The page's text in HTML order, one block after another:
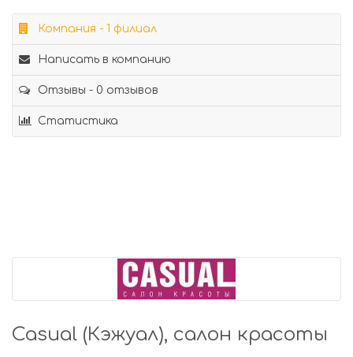
Компания - 1 филиал
Написать в компанию
Отзывы - 0 отзывов
Статистика
Casual (Кэжуал), салон красоты